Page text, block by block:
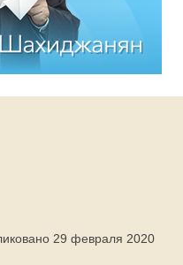
29 февраля 2020